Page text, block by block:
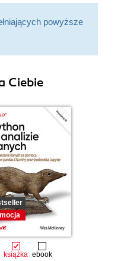
powyższe
Ciebie
książka ebook